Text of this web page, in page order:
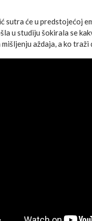
sutra će u predstojećoj
u studiju šokirala se
mišljenju aždaja, a ko traži